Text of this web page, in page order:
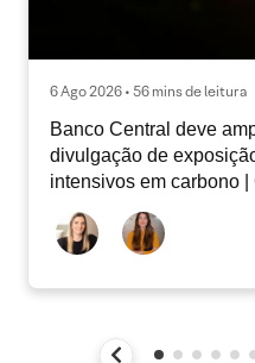
6 Ago 2026 • 56 mins de leitura
Banco Central deve
divulgação de
intensivos em carbono